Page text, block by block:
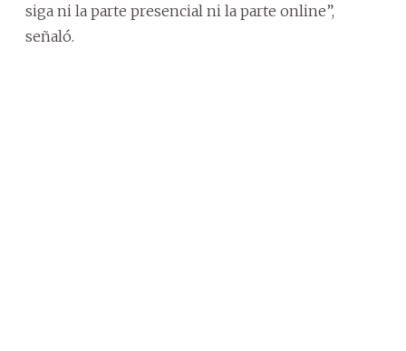
siga ni la parte presencial ni la parte online”,
señaló.